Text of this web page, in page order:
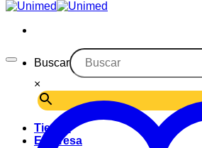
Buscar
×
Tienda
Empresa